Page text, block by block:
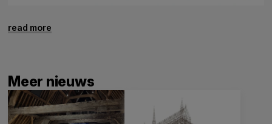
read more
Meer nieuws